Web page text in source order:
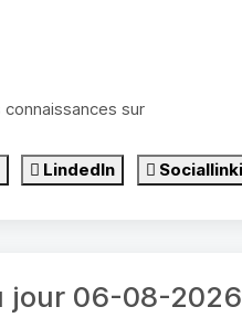
sur
LindedIn Sociallinki
jour 06-08-2026